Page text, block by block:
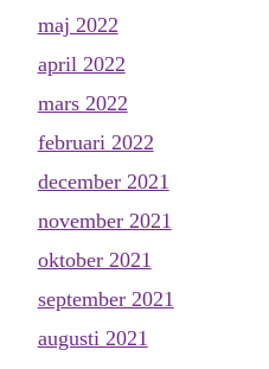
maj 2022
april 2022
mars 2022
februari 2022
december 2021
november 2021
oktober 2021
september 2021
augusti 2021